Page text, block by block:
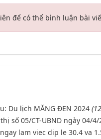
để có thể bình luận bài
Du lịch MĂNG ĐEN 2024
số 05/CT-UBND ngày 04/
lam viec dip le 30.4 va